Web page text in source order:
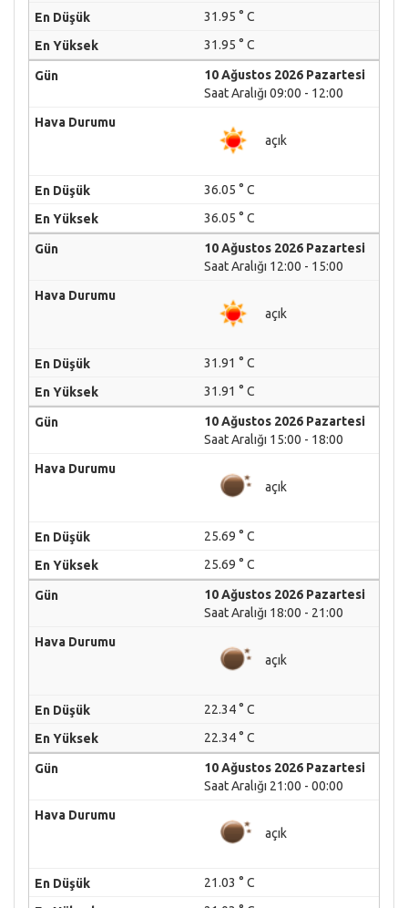
31.95 ° C
31.95 ° C
10 Ağustos 2026 Pazartesi
Saat Aralığı 09:00 - 12:00
açık
36.05 ° C
36.05 ° C
10 Ağustos 2026 Pazartesi
Saat Aralığı 12:00 - 15:00
açık
31.91 ° C
31.91 ° C
10 Ağustos 2026 Pazartesi
Saat Aralığı 15:00 - 18:00
açık
25.69 ° C
25.69 ° C
10 Ağustos 2026 Pazartesi
Saat Aralığı 18:00 - 21:00
açık
22.34 ° C
22.34 ° C
10 Ağustos 2026 Pazartesi
Saat Aralığı 21:00 - 00:00
açık
21.03 ° C